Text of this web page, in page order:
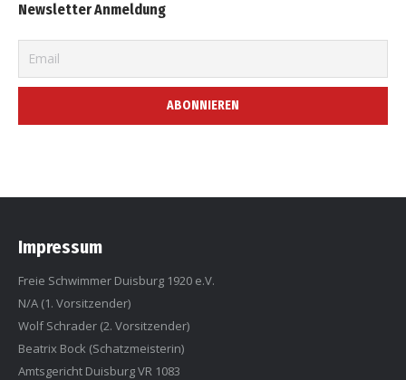
Newsletter Anmeldung
Impressum
Freie Schwimmer Duisburg 1920 e.V.
N/A (1. Vorsitzender)
Wolf Schrader (2. Vorsitzender)
Beatrix Bock (Schatzmeisterin)
Amtsgericht Duisburg VR 1083